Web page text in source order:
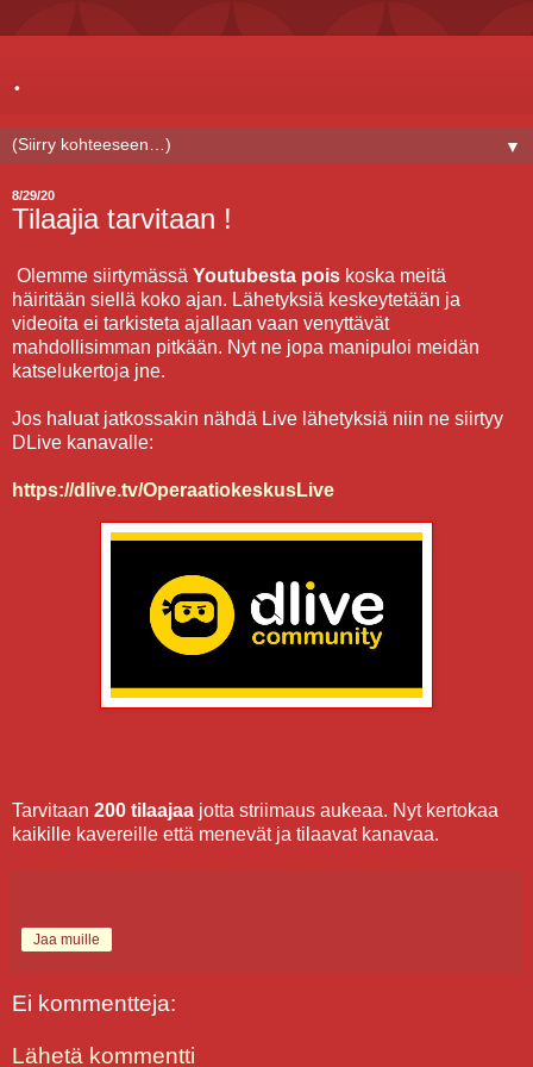
.
▼
8/29/20
Tilaajia tarvitaan !
Olemme siirtymässä Youtubesta pois koska meitä
häiritään siellä koko ajan. Lähetyksiä keskeytetään ja
videoita ei tarkisteta ajallaan vaan venyttävät
mahdollisimman pitkään. Nyt ne jopa manipuloi meidän
katselukertoja jne.
Jos haluat jatkossakin nähdä Live lähetyksiä niin ne siirtyy
DLive kanavalle:
https://dlive.tv/OperaatiokeskusLive
Tarvitaan 200 tilaajaa jotta striimaus aukeaa. Nyt kertokaa
kaikille kavereille että menevät ja tilaavat kanavaa.
Jaa muille
Ei kommentteja:
Lähetä kommentti